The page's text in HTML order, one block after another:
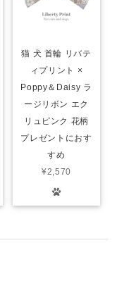
猫 犬 首輪 リバテ
ィプリント ×
Poppy＆Daisy ラ
ージリボン エク
リュピンク 花柄
プレゼントにおす
すめ
¥2,570